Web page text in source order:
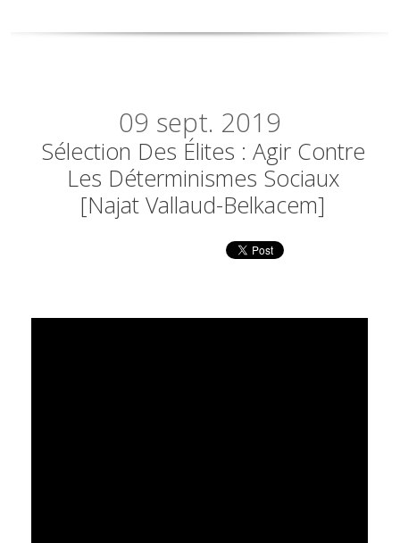
09 sept. 2019
Sélection Des Élites : Agir Contre
Les Déterminismes Sociaux
[Najat Vallaud-Belkacem]